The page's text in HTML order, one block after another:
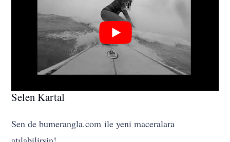
Selen Kartal
Sen de bumerangla.com ile yeni maceralara